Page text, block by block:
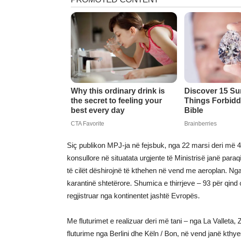
Siç publikon MPJ-ja në fejsbuk, nga 22 marsi deri më
konsullore në situatata urgjente të Ministrisë janë
të cilët dëshirojnë të kthehen në vend me aeroplan.
karantinë shtetërore. Shumica e thirrjeve – 93 për
regjistruar nga kontinentet jashtë Evropës.
Me fluturimet e realizuar deri më tani – nga La
fluturime nga Berlini dhe Këln / Bon, në vend janë